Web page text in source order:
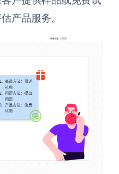
产品服务。